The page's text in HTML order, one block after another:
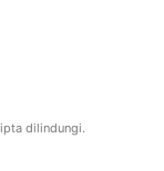
dilindungi.